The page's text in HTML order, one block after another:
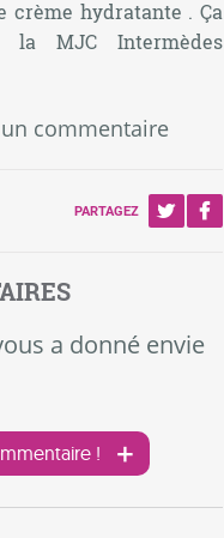
crème hydratante . Ça
MJC Intermèdes
commentaire
PARTAGEZ
a donné envie
!